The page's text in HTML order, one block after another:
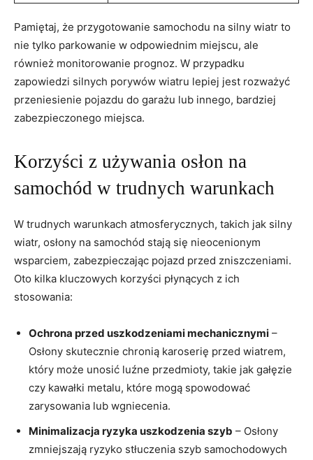
Pamiętaj, że przygotowanie ⁢samochodu​ na⁢ silny ‌wiatr to
nie tylko parkowanie w odpowiednim miejscu, ale‌
również monitorowanie prognoz. W przypadku
zapowiedzi silnych porywów wiatru lepiej jest rozważyć
przeniesienie pojazdu do garażu ‌lub innego,​ bardziej
zabezpieczonego miejsca.
Korzyści z używania osłon na
‌samochód w trudnych warunkach
W trudnych warunkach atmosferycznych,‍ takich ⁣jak silny⁢
wiatr, osłony na samochód stają się nieocenionym
wsparciem, zabezpieczając pojazd przed zniszczeniami.
⁢Oto kilka kluczowych korzyści płynących z⁢ ich‌
stosowania:
Ochrona przed uszkodzeniami mechanicznymi –
Osłony ⁣skutecznie chronią⁣ karoserię przed⁣ wiatrem,
który‍ może ⁣unosić luźne przedmioty, takie‌ jak gałęzie
⁢czy ‍kawałki ‌metalu,⁢ które mogą spowodować
zarysowania lub‌ wgniecenia.
Minimalizacja ryzyka uszkodzenia⁣ szyb – Osłony
zmniejszają ryzyko ⁣stłuczenia szyb samochodowych